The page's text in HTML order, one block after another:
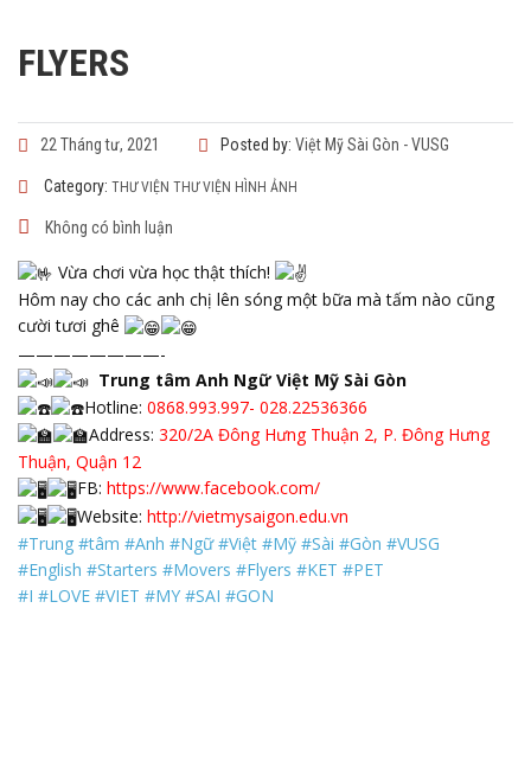
FLYERS
22 Tháng tư, 2021 Posted by: Việt Mỹ Sài Gòn - VUSG
Category: THƯ VIỆN THƯ VIỆN HÌNH ẢNH
Không có bình luận
Vừa chơi vừa học thật thích!
Hôm nay cho các anh chị lên sóng một bữa mà tấm nào cũng
cười tươi ghê
————————-
Trung tâm Anh Ngữ Việt Mỹ Sài Gòn
Hotline: 0868.993.997- 028.22536366
Address: 320/2A Đông Hưng Thuận 2, P. Đông Hưng
Thuận, Quận 12
FB: https://www.facebook.com/
Website: http://vietmysaigon.edu.vn
#Trung #tâm #Anh #Ngữ #Việt #Mỹ #Sài #Gòn #VUSG
#English #Starters #Movers #Flyers #KET #PET
#I #LOVE #VIET #MY #SAI #GON